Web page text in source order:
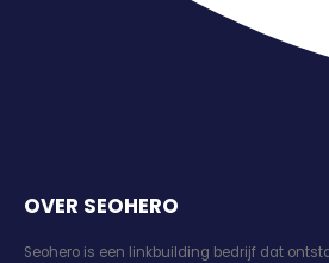
OVER SEOHERO
Seohero is een linkbuilding bedrijf dat